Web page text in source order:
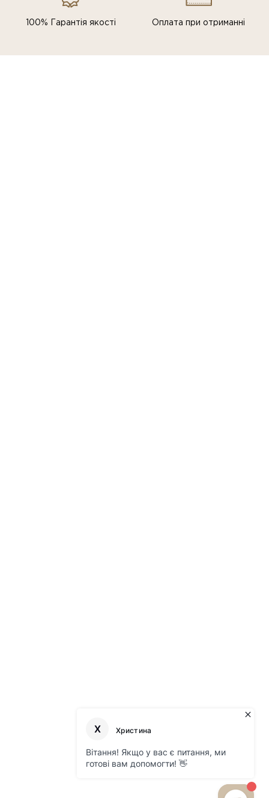
100% Гарантія якості Оплата при отриманні